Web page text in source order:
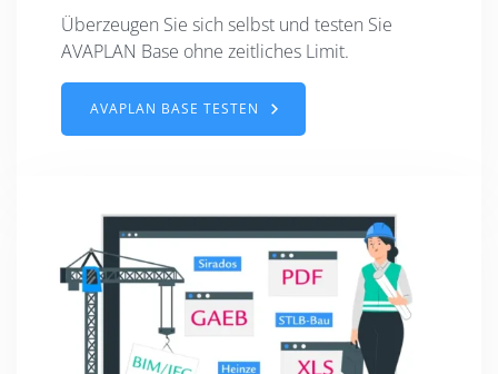
Überzeugen Sie sich selbst und testen Sie
AVAPLAN Base ohne zeitliches Limit.
AVAPLAN BASE TESTEN